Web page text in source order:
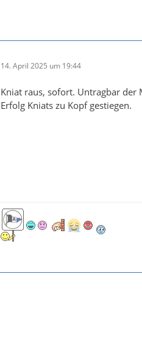
14. April 2025 um 19:44
Kniat raus, sofort. Untragbar der
Erfolg Kniats zu Kopf gestiegen.